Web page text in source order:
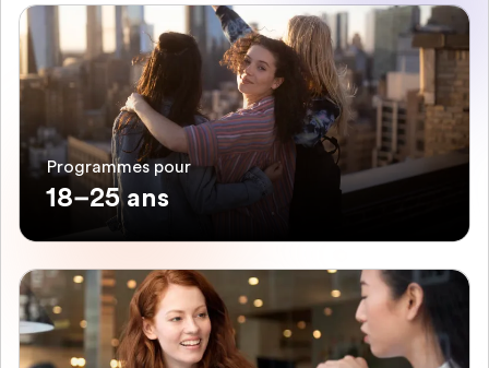
Programmes pour
18–25 ans